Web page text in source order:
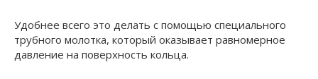
Удобнее всего это делать с помощью специального
трубного молотка, который оказывает равномерное
давление на поверхность кольца.